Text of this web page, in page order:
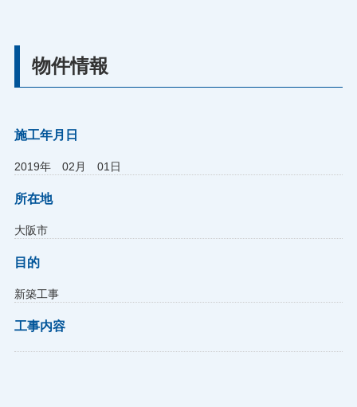
物件情報
施工年月日
2019年 02月 01日
所在地
大阪市
目的
新築工事
工事内容